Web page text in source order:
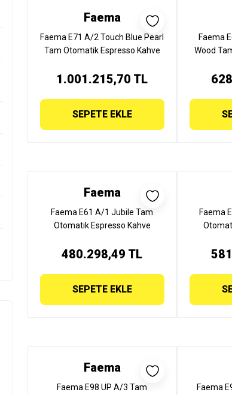
Faema
Faema E71 A/2 Touch Blue Pearl
Tam Otomatik Espresso Kahve
TOUCH BLUE PEARL
1.001.215,70 TL
SEPETE EKLE
Faema
Wood
A/2
Faema
Faema E61 A/1 Jubile Tam
Otomatik Espresso Kahve
JUBİLE
480.298,49 TL
SEPETE EKLE
Faema
Faema
Faema E98 UP A/3 Tam
Faema